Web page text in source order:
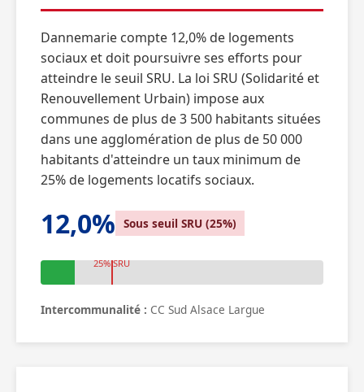
Dannemarie compte 12,0% de logements
sociaux et doit poursuivre ses efforts pour
atteindre le seuil SRU. La loi SRU (Solidarité et
Renouvellement Urbain) impose aux
communes de plus de 3 500 habitants situées
dans une agglomération de plus de 50 000
habitants d'atteindre un taux minimum de
25% de logements locatifs sociaux.
12,0% Sous seuil SRU (25%)
25% SRU
Intercommunalité : CC Sud Alsace Largue